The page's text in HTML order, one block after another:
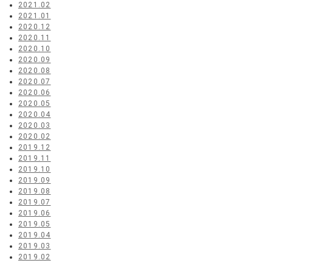
2021.02
2021.01
2020.12
2020.11
2020.10
2020.09
2020.08
2020.07
2020.06
2020.05
2020.04
2020.03
2020.02
2019.12
2019.11
2019.10
2019.09
2019.08
2019.07
2019.06
2019.05
2019.04
2019.03
2019.02